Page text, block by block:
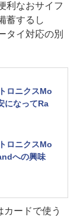
利なおサイフ
蓄するし
タイ対応の別
ロニクスMo
になってRa
ロニクスMo
への興味
ードで使う